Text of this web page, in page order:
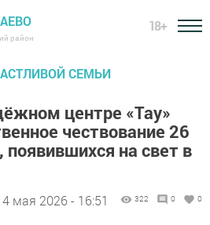
район
18+
СЕМЬИ
центре «Тау»
чествование 26
на свет в
мая 2026 - 16:51 322 0 0